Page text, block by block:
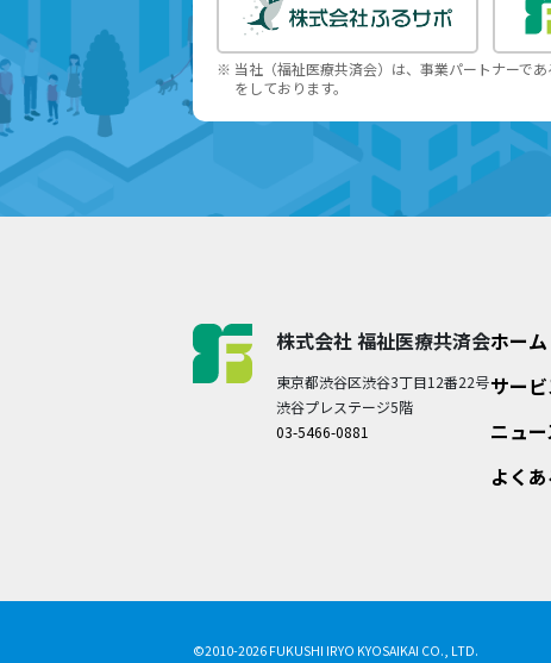
※ 当社（福祉医療共済会）は、事業パートナーで
をしております。
株式会社 福祉医療共済会
東京都渋谷区渋谷3丁目12番22号
渋谷プレステージ5階
03-5466-0881
ホーム
サー
ニュ
よく
©2010-2026 FUKUSHI IRYO KYOSAIKAI CO., LTD.